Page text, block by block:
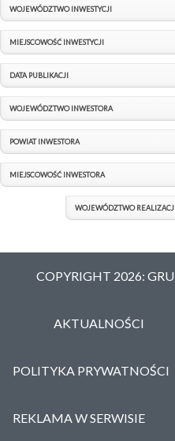
WOJEWÓDZTWO INWESTYCJI
MIEJSCOWOŚĆ INWESTYCJI
DATA PUBLIKACJI
WOJEWÓDZTWO INWESTORA
POWIAT INWESTORA
MIEJSCOWOŚĆ INWESTORA
WOJEWÓDZTWO
COPYRIGHT 2026:
AKTUALNOŚCI
POLITYKA PRYWATNOŚCI
REKLAMA W SERWISIE